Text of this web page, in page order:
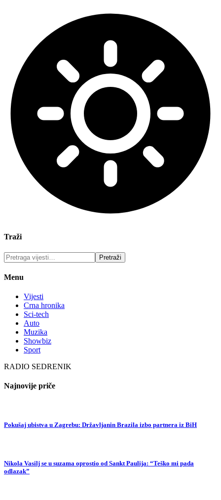
Traži
Menu
Vijesti
Crna hronika
Sci-tech
Auto
Muzika
Showbiz
Sport
RADIO SEDRENIK
Najnovije priče
Pokušaj ubistva u Zagrebu: Državljanin Brazila izbo partnera iz BiH
Nikola Vasilj se u suzama oprostio od Sankt Paulija: “Teško mi pada
odlazak”